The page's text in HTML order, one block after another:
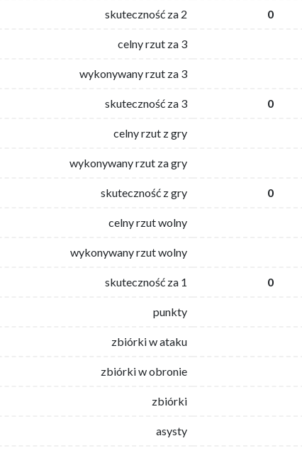
skuteczność za 2 0
celny rzut za 3
wykonywany rzut za 3
skuteczność za 3 0
celny rzut z gry
wykonywany rzut za gry
skuteczność z gry 0
celny rzut wolny
wykonywany rzut wolny
skuteczność za 1 0
punkty
zbiórki w ataku
zbiórki w obronie
zbiórki
asysty